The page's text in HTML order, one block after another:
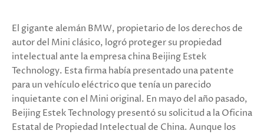
El gigante alemán BMW, propietario de los derechos de
autor del Mini clásico, logró proteger su propiedad
intelectual ante la empresa china Beijing Estek
Technology. Esta firma había presentado una patente
para un vehículo eléctrico que tenía un parecido
inquietante con el Mini original. En mayo del año pasado,
Beijing Estek Technology presentó su solicitud a la Oficina
Estatal de Propiedad Intelectual de China. Aunque los